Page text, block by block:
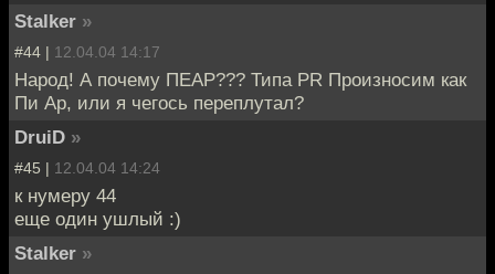
Stalker »
#44 | 12.04.04 14:17
Народ! А почему ПЕАР??? Типа PR Произносим как
Пи Ар, или я чегось переплутал?
DruiD »
#45 | 12.04.04 14:24
к нумеру 44
еще один ушлый :)
Stalker »